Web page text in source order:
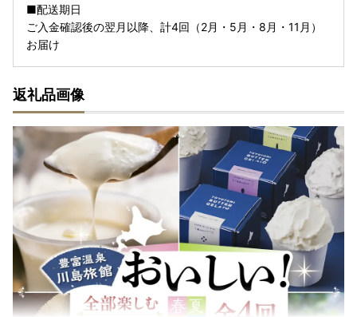
■配送期日
ご入金確認後の翌月以降、計4回（2月・5月・8月・11月）
お届け
返礼品画像